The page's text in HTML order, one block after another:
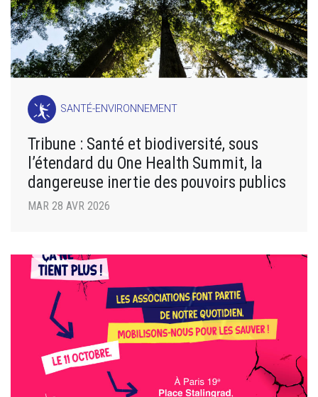
SANTÉ-ENVIRONNEMENT
Tribune : Santé et biodiversité, sous
l’étendard du One Health Summit, la
dangereuse inertie des pouvoirs publics
MAR 28 AVR 2026